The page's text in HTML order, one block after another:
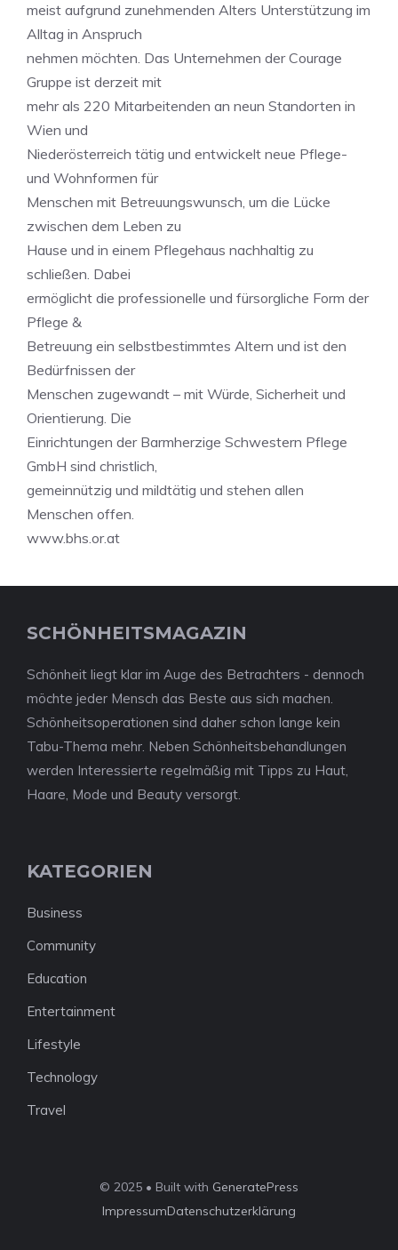
meist aufgrund zunehmenden Alters Unterstützung im
Alltag in Anspruch
nehmen möchten. Das Unternehmen der Courage
Gruppe ist derzeit mit
mehr als 220 Mitarbeitenden an neun Standorten in
Wien und
Niederösterreich tätig und entwickelt neue Pflege-
und Wohnformen für
Menschen mit Betreuungswunsch, um die Lücke
zwischen dem Leben zu
Hause und in einem Pflegehaus nachhaltig zu
schließen. Dabei
ermöglicht die professionelle und fürsorgliche Form der
Pflege &
Betreuung ein selbstbestimmtes Altern und ist den
Bedürfnissen der
Menschen zugewandt – mit Würde, Sicherheit und
Orientierung. Die
Einrichtungen der Barmherzige Schwestern Pflege
GmbH sind christlich,
gemeinnützig und mildtätig und stehen allen
Menschen offen.
www.bhs.or.at
SCHÖNHEITSMAGAZIN
Schönheit liegt klar im Auge des Betrachters - dennoch
möchte jeder Mensch das Beste aus sich machen.
Schönheitsoperationen sind daher schon lange kein
Tabu-Thema mehr. Neben Schönheitsbehandlungen
werden Interessierte regelmäßig mit Tipps zu Haut,
Haare, Mode und Beauty versorgt.
KATEGORIEN
Business
Community
Education
Entertainment
Lifestyle
Technology
Travel
© 2025 • Built with GeneratePress
ImpressumDatenschutzerklärung